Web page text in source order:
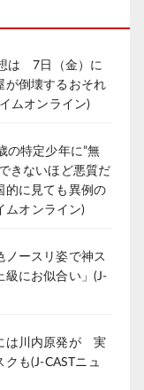
は 7日（金）に
倒壊するおそれ
ムオンライン)
の特定少年に”無
きないほど悪質だ
的に見ても異例の
ムオンライン)
ノースリ姿で神ス
にお似合い」(J-
は川内原発が 実
も(J-CASTニュ